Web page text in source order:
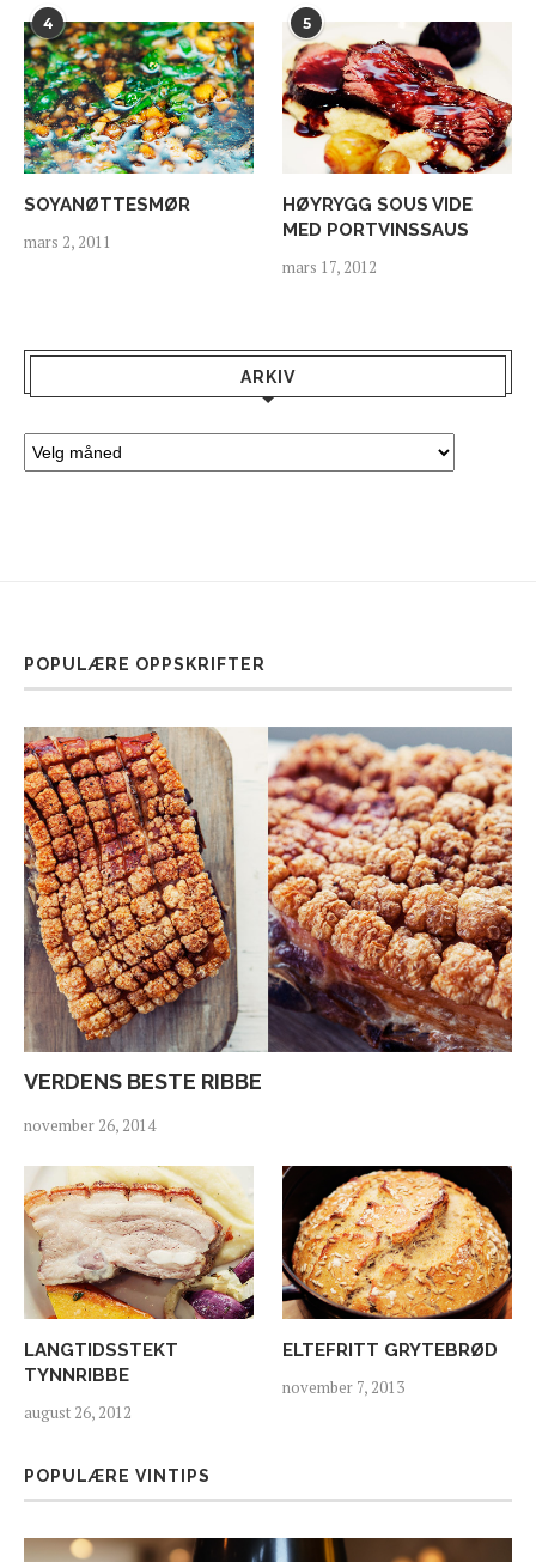
4
SOYANØTTESMØR
mars 2, 2011
5
HØYRYGG SOUS VIDE
MED PORTVINSSAUS
mars 17, 2012
ARKIV
POPULÆRE OPPSKRIFTER
VERDENS BESTE RIBBE
november 26, 2014
LANGTIDSSTEKT
TYNNRIBBE
august 26, 2012
ELTEFRITT GRYTEBRØD
november 7, 2013
POPULÆRE VINTIPS